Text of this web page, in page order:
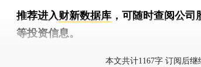
推荐进入财新数据库 ，可随时查阅公
等投资信息。
本文共计1167字 订阅后继